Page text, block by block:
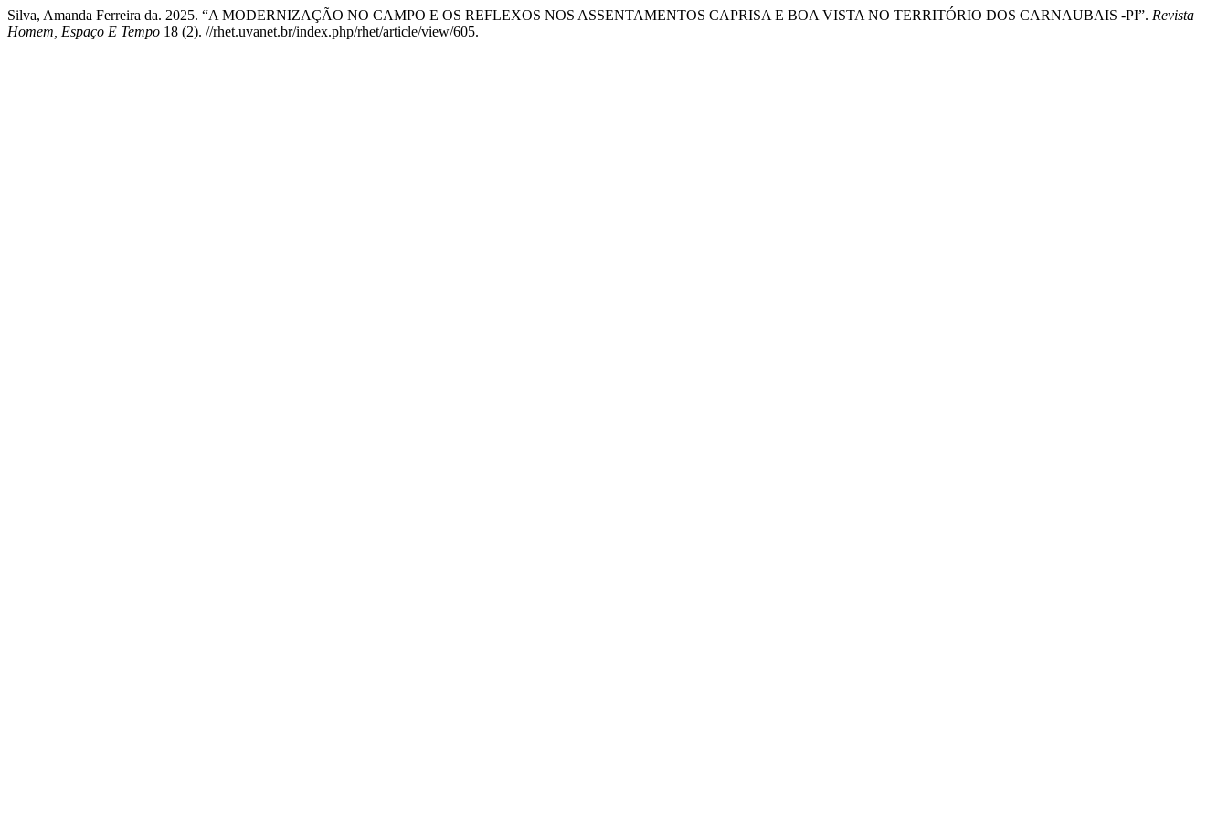
Silva, Amanda Ferreira da. 2025. “A MODERNIZAÇÃO NO CAMPO E OS REFLEXOS NOS ASSENTAMENTOS CAPRISA E BOA VISTA NO TERRITÓRIO DOS CARNAUBAIS -PI”. Revista
Homem, Espaço E Tempo 18 (2). //rhet.uvanet.br/index.php/rhet/article/view/605.